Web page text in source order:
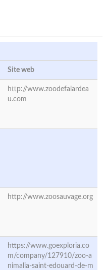
Site web
http://www.zoodefalardea
u.com
http://www.zoosauvage.org
https://www.goexploria.co
m/company/127910/zoo-a
nimalia-saint-edouard-de-m